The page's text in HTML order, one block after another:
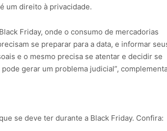
um direito à privacidade.
Friday, onde o consumo de mercadorias
se preparar para a data, e informar
e o mesmo precisa se atentar e decidir se
gerar um problema judicial”,
se deve ter durante a Black Friday. Confira: